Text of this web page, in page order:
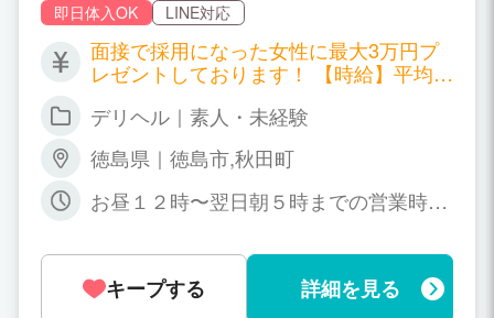
即日体入OK LINE対応
面接で採用になった女性に最大3万円プ
レゼントしております！ 【時給】平均
【入店ボーナス】20万円以上 【２泊3日
体験保証】25万円 ※当社の規定に基づき
ます
デリヘル｜素人・未経験
徳島県｜徳島市,秋田町
お昼１２時〜翌日朝５時までの営業時間
時間、など働き方もご自身でお選び出来
ますのでお気軽にご相談ください(^ ^)
キープする 詳細を見る